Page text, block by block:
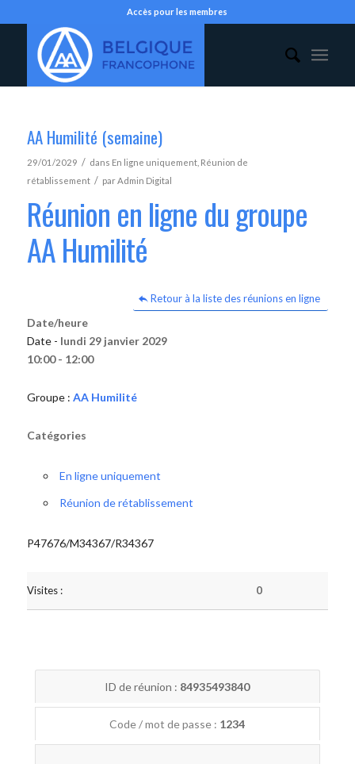
Accès pour les membres
AA Humilité (semaine)
29/01/2029 / dans En ligne uniquement, Réunion de
rétablissement / parAdmin Digital
Réunion en ligne du groupe
AA Humilité
Retour à la liste des réunions en ligne
Date/heure
Date - lundi 29 janvier 2029
10:00 - 12:00
Groupe : AA Humilité
Catégories
En ligne uniquement
Réunion de rétablissement
P47676/M34367/R34367
Visites : 0
ID de réunion : 84935493840
Code / mot de passe : 1234